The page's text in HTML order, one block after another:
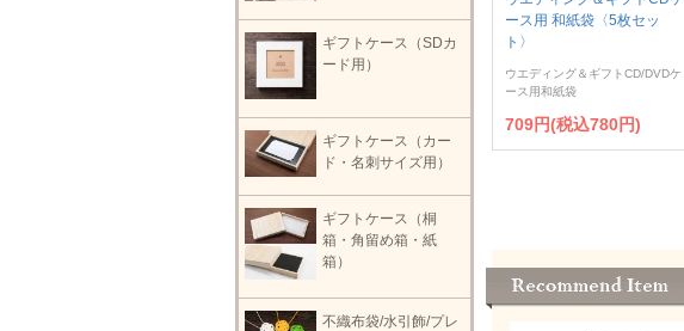
ース用 和紙袋〈5枚セッ
ト〉
ウエディング＆ギフトCD/DVDケ
ース用和紙袋
709円(税込780円)
ギフトケース（SDカ
ード用）
ギフトケース（カー
ド・名刺サイズ用）
ギフトケース（桐
箱・角留め箱・紙
箱）
不織布袋/水引飾/プレ